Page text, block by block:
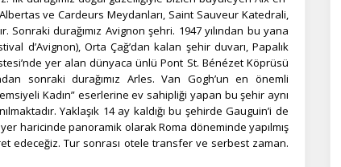
seçebilirsiniz ancak bu durumda sitemiz umduğumuz gibi çalışmaya
fazla bilgi içinKVKK bilgilendirmemizi ,çerez kullanım vegizlilik koşullarını
Çerezler
yönetimi, güvenlik ve temel site işlevleri için gereklidir. Bu
olmadan site düzgün çalışmaz ve devre dışı bırakılamaz.
ve Cardeurs Meydanları, Saint Sauveur Katedrali,
Sonraki durağımız Avignon şehri. 1947 yılından bu yana
d’Avignon), Orta Çağ’dan kalan şehir duvarı, Papalık
yer alan dünyaca ünlü Pont St. Bénézet Köprüsü
sonraki durağımız Arles. Van Gogh’un en önemli
Kadın” eserlerine ev sahipliği yapan bu şehir aynı
Yaklaşık 14 ay kaldığı bu şehirde Gauguin’i de
yer haricinde panoramik olarak Roma döneminde yapılmış
edeceğiz. Tur sonrası otele transfer ve serbest zaman.